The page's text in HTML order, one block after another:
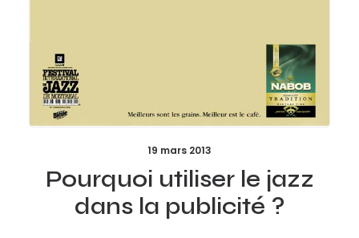
19 mars 2013
Pourquoi utiliser le jazz
dans la publicité ?